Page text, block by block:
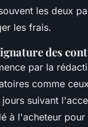
les deux
les frais.
des
par la
comme
jours suivant
à l'acheteur